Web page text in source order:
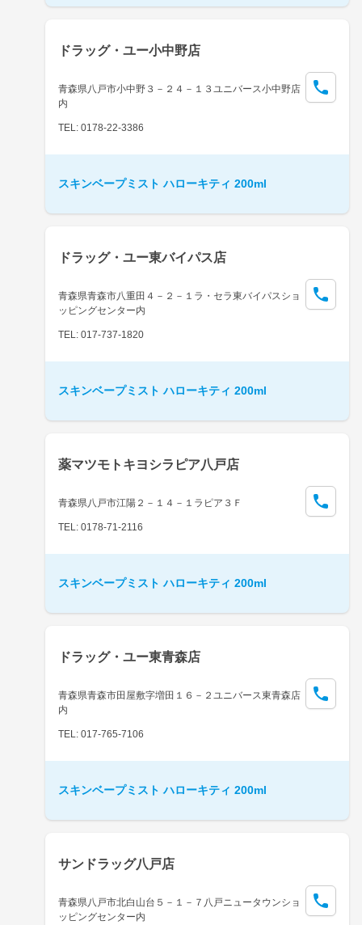
ドラッグ・ユー小中野店
青森県八戸市小中野３－２４－１３ユニバース小中野店
内
TEL: 0178-22-3386
スキンベープミスト ハローキティ 200ml
ドラッグ・ユー東バイパス店
青森県青森市八重田４－２－１ラ・セラ東バイパスショ
ッピングセンター内
TEL: 017-737-1820
スキンベープミスト ハローキティ 200ml
薬マツモトキヨシラピア八戸店
青森県八戸市江陽２－１４－１ラピア３Ｆ
TEL: 0178-71-2116
スキンベープミスト ハローキティ 200ml
ドラッグ・ユー東青森店
青森県青森市田屋敷字増田１６－２ユニバース東青森店
内
TEL: 017-765-7106
スキンベープミスト ハローキティ 200ml
サンドラッグ八戸店
青森県八戸市北白山台５－１－７八戸ニュータウンショ
ッピングセンター内